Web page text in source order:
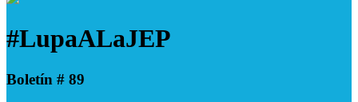
#LupaALaJEP
Boletín # 89